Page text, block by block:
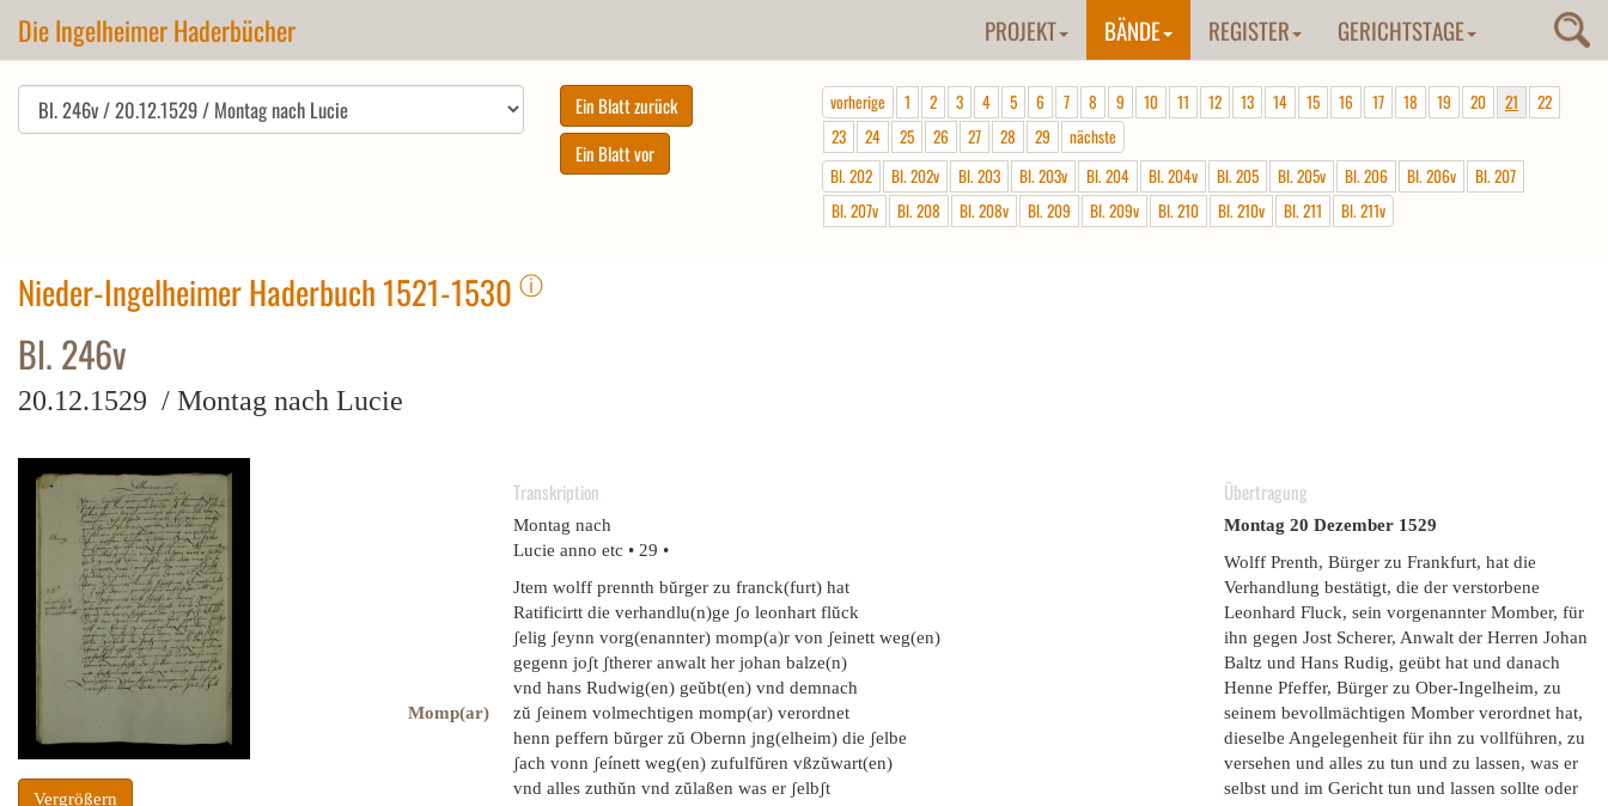
Die Ingelheimer Haderbücher PROJEKT BÄNDE REGISTER GERICHTSTAGE
vorherige 1 2 3 4 5 6 7 8 9 10 11 12 13 14 15 16 17 18 19 20 21
22
23
24 25 26 27 28 29
nächste
Bl. 202
Bl. 202v Bl. 203 Bl. 203v Bl. 204 Bl. 204v Bl. 205 Bl. 205v Bl. 206 Bl. 206v
Bl. 207
Bl. 207v
Bl. 208 Bl. 208v Bl. 209 Bl. 209v Bl. 210 Bl. 210v Bl. 211 Bl. 211v
Nieder-Ingelheimer Haderbuch 1521-1530 ⓘ
Bl. 246v
20.12.1529 / Montag nach Lucie
Vergrößern
Transkription
Montag nach
Lucie anno etc • 29 •
Jtem wolff prennth bŭrger zu franck(furt) hat
Ratificirtt die verhandlu(n)ge ʃo leonhart flŭck
ʃelig ʃeynn vorg(enannter) momp(a)r von ʃeinett weg(en)
gegenn joʃt ʃtherer anwalt her johan balze(n)
vnd hans Rudwig(en) geŭbt(en) vnd demnach
Momp(ar)
zŭ ʃeinem volmechtigen momp(ar) verordnet
henn peffern bŭrger zŭ Obernn jng(elheim) die ʃelbe
ʃach vonn ʃeínett weg(en) zufulfŭren vßzŭwart(en)
vnd alles zuthŭn vnd zŭlaßen was er ʃelbʃt
Übertragung
Montag 20 Dezember 1529
Wolff Prenth, Bürger zu Frankfurt, hat die
Verhandlung bestätigt, die der verstorbene
Leonhard Fluck, sein vorgenannter Momber, für
ihn gegen Jost Scherer, Anwalt der Herren Johan
Baltz und Hans Rudig, geübt hat und danach
Henne Pfeffer, Bürger zu Ober-Ingelheim, zu
seinem bevollmächtigen Momber verordnet hat,
dieselbe Angelegenheit für ihn zu vollführen, zu
versehen und alles zu tun und zu lassen, was er
selbst und im Gericht tun und lassen sollte oder